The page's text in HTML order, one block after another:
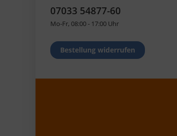
07033 54877-60
Mo-Fr, 08:00 - 17:00 Uhr
Bestellung widerrufen